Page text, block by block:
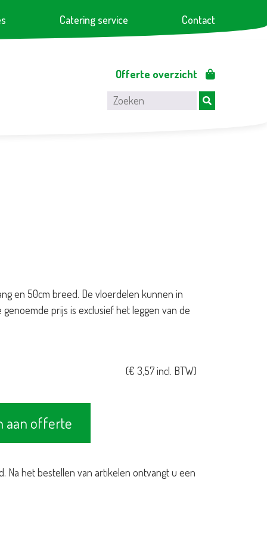
Catering service Contact
Offerte overzicht
en 50cm breed. De vloerdelen kunnen in
prijs is exclusief het leggen van de
(€ 3,57incl. BTW)
aan offerte
Na het bestellen van artikelen ontvangt u een